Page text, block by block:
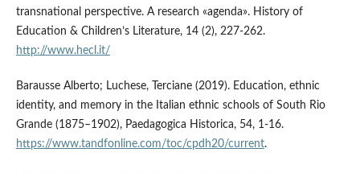
transnational perspective. A research «agenda». History of
Education & Children’s Literature, 14 (2), 227-262.
http://www.hecl.it/
Barausse Alberto; Luchese, Terciane (2019). Education, ethnic
identity, and memory in the Italian ethnic schools of South Rio
Grande (1875–1902), Paedagogica Historica, 54, 1-16.
https://www.tandfonline.com/toc/cpdh20/current.